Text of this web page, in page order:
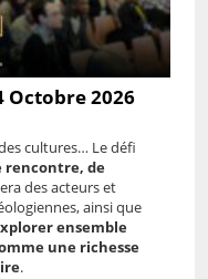
Octobre 2026
cultures… Le défi
rencontre, de
des acteurs et
ainsi que
ensemble
une richesse
.